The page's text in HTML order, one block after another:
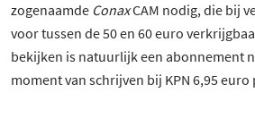
zogenaamde ConaxCAM nodig, die bij
voor tussen de 50 en 60 euro
bekijken is natuurlijk een abonnement
moment van schrijven bij KPN 6,95